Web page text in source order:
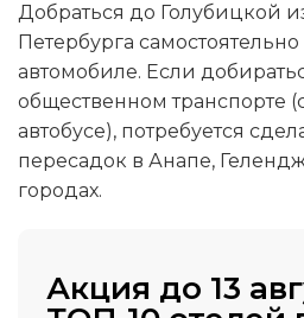
Добраться до Голубицкой
Петербурга
автомобиле. Если
общественном транспорте
автобусе), потребуется
пересадок в Анапе,
городах.
Акция до 13